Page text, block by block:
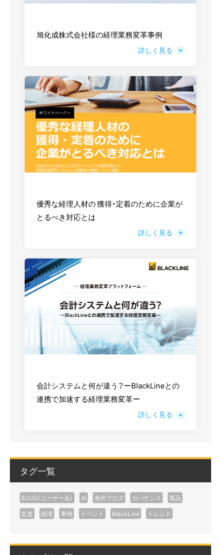
旭化成株式会社様の経理業務変革事例
詳しく見る
優秀な経理人材の 獲得・定着のために企業が
とるべき対応とは
詳しく見る
会計システムと何が違う？ーBlackLineとの
連携で加速する経理業務変革ー
詳しく見る
タグ一覧
BJUG（ユーザー会） AI 海外ブログ ガバナンス
製品
監査
経理 事例 イベント BlackLine トレンド